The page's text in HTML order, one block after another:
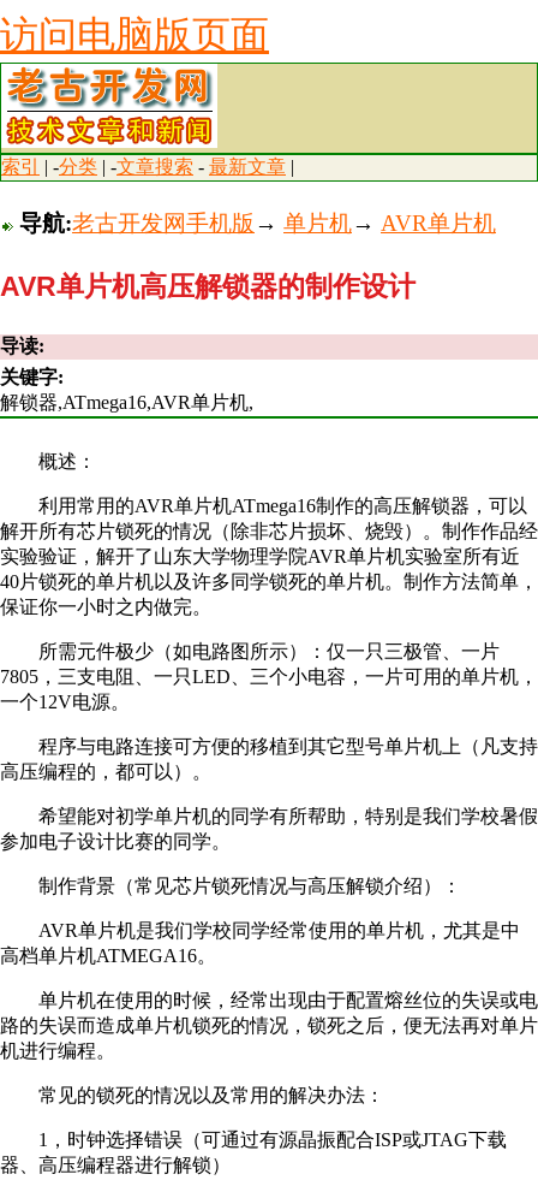
访问电脑版页面
索引 | -分类 | -文章搜索 - 最新文章 |
导航:老古开发网手机版 → 单片机→ AVR单片机
AVR单片机高压解锁器的制作设计
导读:
关键字:
解锁器,ATmega16,AVR单片机,
概述：
利用常用的AVR单片机ATmega16制作的高压解锁器，可以
解开所有芯片锁死的情况（除非芯片损坏、烧毁）。制作作品经
实验验证，解开了山东大学物理学院AVR单片机实验室所有近
40片锁死的单片机以及许多同学锁死的单片机。制作方法简单，
保证你一小时之内做完。
所需元件极少（如电路图所示）：仅一只三极管、一片
7805，三支电阻、一只LED、三个小电容，一片可用的单片机，
一个12V电源。
程序与电路连接可方便的移植到其它型号单片机上（凡支持
高压编程的，都可以）。
希望能对初学单片机的同学有所帮助，特别是我们学校暑假
参加电子设计比赛的同学。
制作背景（常见芯片锁死情况与高压解锁介绍）：
AVR单片机是我们学校同学经常使用的单片机，尤其是中
高档单片机ATMEGA16。
单片机在使用的时候，经常出现由于配置熔丝位的失误或电
路的失误而造成单片机锁死的情况，锁死之后，便无法再对单片
机进行编程。
常见的锁死的情况以及常用的解决办法：
1，时钟选择错误（可通过有源晶振配合ISP或JTAG下载
器、高压编程器进行解锁）